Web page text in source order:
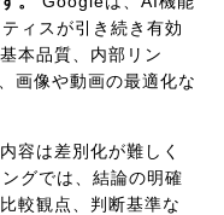
ィスが引き続き有効
本品質、内部リン
画像や動画の最適化な
容は差別化が難しく
グでは、結論の明確
較観点、判断基準な